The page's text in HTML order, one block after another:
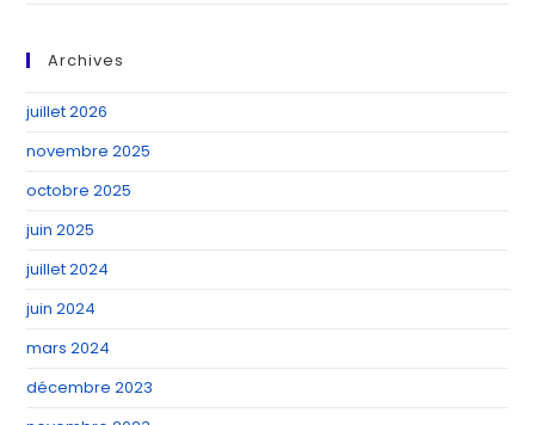
Archives
juillet 2026
novembre 2025
octobre 2025
juin 2025
juillet 2024
juin 2024
mars 2024
décembre 2023